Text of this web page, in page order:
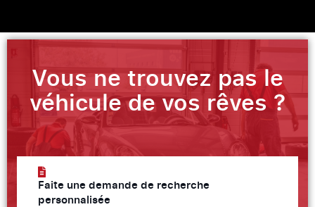
Vous ne trouvez pas le
véhicule de vos rêves ?
Faite une demande de recherche
personnalisée